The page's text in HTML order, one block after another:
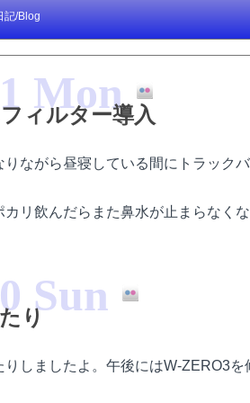
記/Blog
Mon
ィルター導入
ながら昼寝している間にトラック
リ飲んだらまた鼻水が止まらなくな
Sun
り
しましたよ。午後にはW-ZERO3を